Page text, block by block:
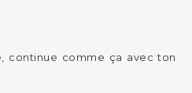
continue comme ça avec ton